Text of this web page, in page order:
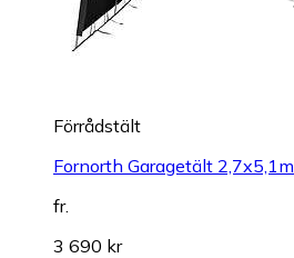
Förrådstält
Fornorth Garagetält 2,7x5,1m
fr.
3 690 kr